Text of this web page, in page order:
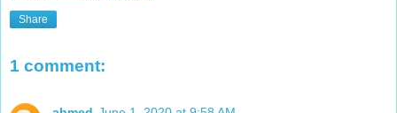
Share
1 comment: